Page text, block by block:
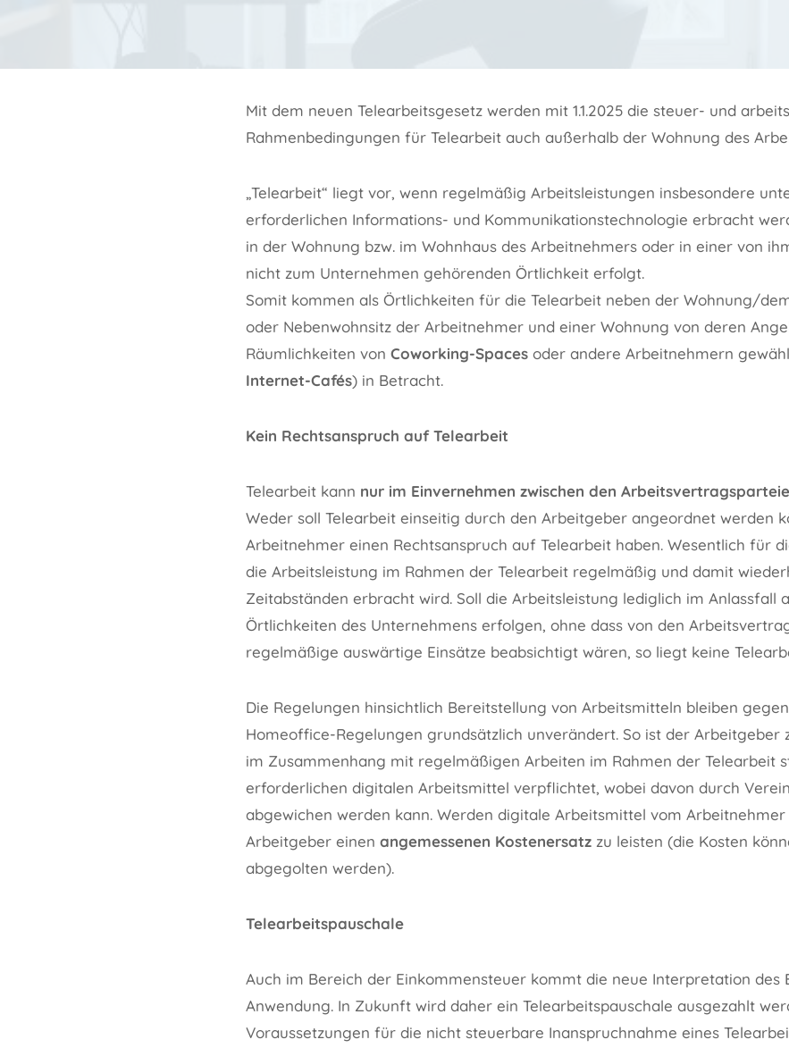
Mit dem neuen Telearbeitsgesetz werden mit 1.1.2025 die steuer- und
Rahmenbedingungen für Telearbeit auch außerhalb der Wohnung des
„Telearbeit“ liegt vor, wenn regelmäßig Arbeitsleistungen insbesondere
erforderlichen Informations- und Kommunikationstechnologie erbracht
in der Wohnung bzw. im Wohnhaus des Arbeitnehmers oder in einer von
nicht zum Unternehmen gehörenden Örtlichkeit erfolgt.
Somit kommen als Örtlichkeiten für die Telearbeit neben der Wohnung/
oder Nebenwohnsitz der Arbeitnehmer und einer Wohnung von deren
Räumlichkeiten von Coworking-Spaces oder andere Arbeitnehmern
Internet-Cafés) in Betracht.
Kein Rechtsanspruch auf Telearbeit
Telearbeit kann nur im Einvernehmen zwischen den
Weder soll Telearbeit einseitig durch den Arbeitgeber angeordnet werden
Arbeitnehmer einen Rechtsanspruch auf Telearbeit haben. Wesentlich für
die Arbeitsleistung im Rahmen der Telearbeit regelmäßig und damit
Zeitabständen erbracht wird. Soll die Arbeitsleistung lediglich im Anlassfall
Örtlichkeiten des Unternehmens erfolgen, ohne dass von den
regelmäßige auswärtige Einsätze beabsichtigt wären, so liegt keine
Die Regelungen hinsichtlich Bereitstellung von Arbeitsmitteln bleiben
Homeoffice-Regelungen grundsätzlich unverändert. So ist der Arbeitgeber
im Zusammenhang mit regelmäßigen Arbeiten im Rahmen der Telearbeit
erforderlichen digitalen Arbeitsmittel verpflichtet, wobei davon durch
abgewichen werden kann. Werden digitale Arbeitsmittel vom
Arbeitgeber einen angemessenen Kostenersatz zu leisten (die Kosten
abgegolten werden).
Telearbeitspauschale
Auch im Bereich der Einkommensteuer kommt die neue Interpretation des
Anwendung. In Zukunft wird daher ein Telearbeitspauschale ausgezahlt
Voraussetzungen für die nicht steuerbare Inanspruchnahme eines